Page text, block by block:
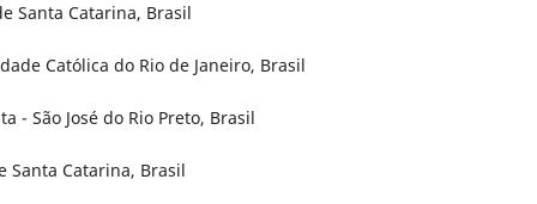
Santa Catarina, Brasil
Católica do Rio de Janeiro, Brasil
- São José do Rio Preto, Brasil
Santa Catarina, Brasil